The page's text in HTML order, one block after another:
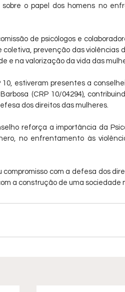
o papel dos homens no
de psicólogos e
coletiva, prevenção das
e na valorização da vida das
10, estiveram presentes a
(CRP 10/04294),
dos direitos das mulheres.
reforça a importância da
no enfrentamento às
compromisso com a defesa dos
a construção de uma sociedade